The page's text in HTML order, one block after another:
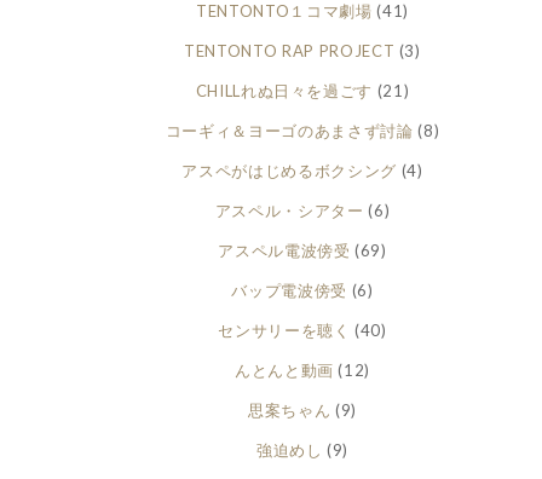
TENTONTO１コマ劇場 (41)
TENTONTO RAP PROJECT (3)
CHILLれぬ日々を過ごす (21)
コーギィ＆ヨーゴのあまさず討論 (8)
アスペがはじめるボクシング (4)
アスペル・シアター (6)
アスペル電波傍受 (69)
バップ電波傍受 (6)
センサリーを聴く (40)
んとんと動画 (12)
思案ちゃん (9)
強迫めし (9)